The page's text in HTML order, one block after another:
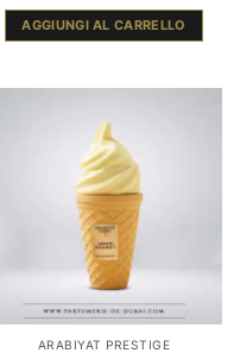
AGGIUNGI AL CARRELLO
ARABIYAT PRESTIGE